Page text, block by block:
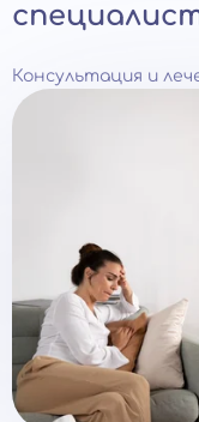
Консультация и